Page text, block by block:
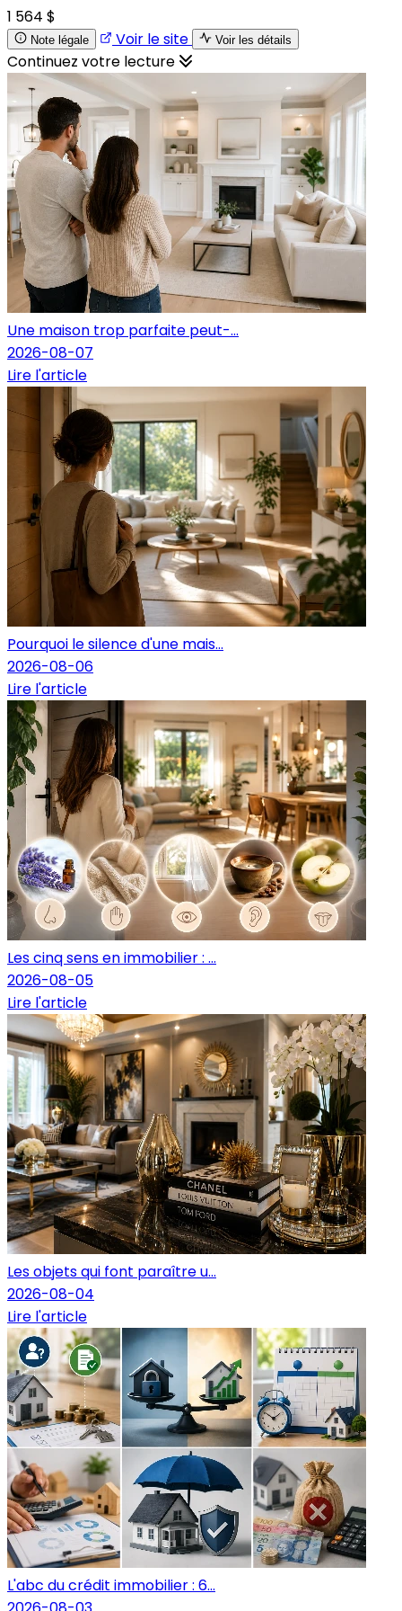
1 564 $
Note légale Voir le site Voir les détails
Continuez votre lecture
Une maison trop parfaite peut-...
2026-08-07
Lire l'article
Pourquoi le silence d'une mais...
2026-08-06
Lire l'article
Les cinq sens en immobilier : ...
2026-08-05
Lire l'article
Les objets qui font paraître u...
2026-08-04
Lire l'article
L'abc du crédit immobilier : 6...